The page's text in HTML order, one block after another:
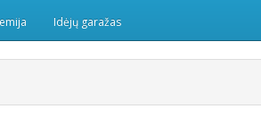
Idėjų garažas